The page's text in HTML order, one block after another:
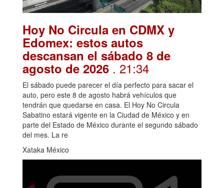
Hoy No Circula en CDMX y
Edomex: estos autos
descansan el sábado 8 de
agosto de 2026 . 21:34
El sábado puede parecer el día perfecto para sacar el
auto, pero este 8 de agosto habrá vehículos que
tendrán que quedarse en casa. El Hoy No Circula
Sabatino estará vigente en la Ciudad de México y en
parte del Estado de México durante el segundo sábado
del mes. La re
Xataka México